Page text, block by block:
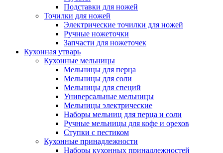
Подставки для ножей
Точилки для ножей
Электрические точилки для ножей
Ручные ножеточки
Запчасти для ножеточек
Кухонная утварь
Кухонные мельницы
Мельницы для перца
Мельницы для соли
Мельницы для специй
Универсальные мельницы
Мельницы электрические
Наборы мельниц для перца и соли
Ручные мельницы для кофе и орехов
Ступки с пестиком
Кухонные принадлежности
Наборы кухонных принадлежностей